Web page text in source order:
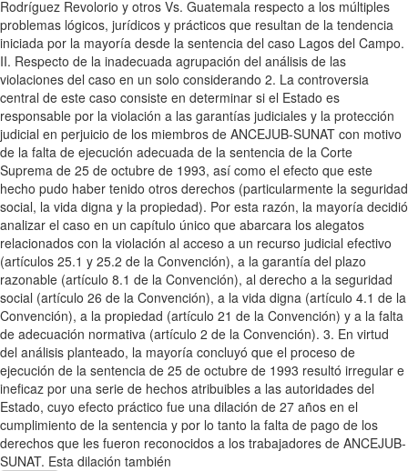
Rodríguez Revolorio y otros Vs. Guatemala respecto a los múltiples
problemas lógicos, jurídicos y prácticos que resultan de la tendencia
iniciada por la mayoría desde la sentencia del caso Lagos del Campo.
II. Respecto de la inadecuada agrupación del análisis de las
violaciones del caso en un solo considerando 2. La controversia
central de este caso consiste en determinar si el Estado es
responsable por la violación a las garantías judiciales y la protección
judicial en perjuicio de los miembros de ANCEJUB-SUNAT con motivo
de la falta de ejecución adecuada de la sentencia de la Corte
Suprema de 25 de octubre de 1993, así como el efecto que este
hecho pudo haber tenido otros derechos (particularmente la seguridad
social, la vida digna y la propiedad). Por esta razón, la mayoría decidió
analizar el caso en un capítulo único que abarcara los alegatos
relacionados con la violación al acceso a un recurso judicial efectivo
(artículos 25.1 y 25.2 de la Convención), a la garantía del plazo
razonable (artículo 8.1 de la Convención), al derecho a la seguridad
social (artículo 26 de la Convención), a la vida digna (artículo 4.1 de la
Convención), a la propiedad (artículo 21 de la Convención) y a la falta
de adecuación normativa (artículo 2 de la Convención). 3. En virtud
del análisis planteado, la mayoría concluyó que el proceso de
ejecución de la sentencia de 25 de octubre de 1993 resultó irregular e
ineficaz por una serie de hechos atribuibles a las autoridades del
Estado, cuyo efecto práctico fue una dilación de 27 años en el
cumplimiento de la sentencia y por lo tanto la falta de pago de los
derechos que les fueron reconocidos a los trabajadores de ANCEJUB-
SUNAT. Esta dilación también